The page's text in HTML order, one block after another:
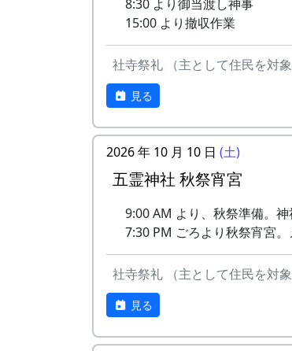
8:30 より御当渡し神事
15:00 より撤収作業
社寺祭礼 （主として住民を対
見る
2026 年 10 月 10 日 (土)
五霊神社 秋祭宵宮
9:00 AM より、秋祭準備。神
7:30 PM ごろより秋祭宵宮。
社寺祭礼 （主として住民を対
見る